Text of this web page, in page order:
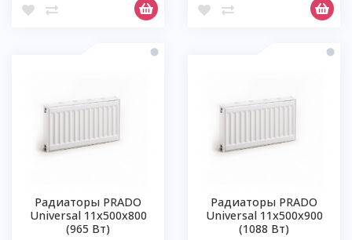
Радиаторы PRADO
Universal 11х500х800
(965 Вт)
Радиаторы PRADO
Universal 11х500х900
(1088 Вт)